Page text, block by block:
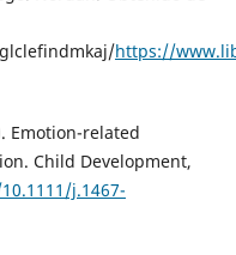
https://
Emotion-related
Child Development,
j.1467-